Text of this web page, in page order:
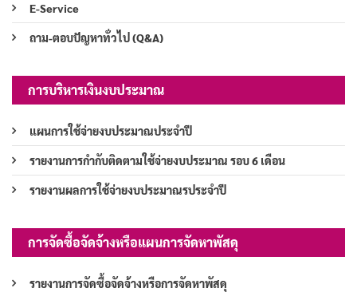
E-Service
ถาม-ตอบปัญหาทั่วไป (Q&A)
การบริหารเงินงบประมาณ
แผนการใช้จ่ายงบประมาณประจำปี
รายงานการกำกับติดตามใช้จ่ายงบประมาณ รอบ 6 เดือน
รายงานผลการใช้จ่ายงบประมาณรประจำปี
การจัดซื้อจัดจ้างหรือแผนการจัดหาพัสดุ
รายงานการจัดซื้อจัดจ้างหรือการจัดหาพัสดุ